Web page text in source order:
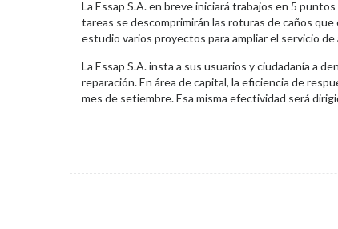
La Essap S.A. en breve iniciará trabajos en 5
tareas se descomprimirán las roturas de caños
estudio varios proyectos para ampliar el servicio
La Essap S.A. insta a sus usuarios y ciudadanía a
reparación. En área de capital, la eficiencia de
mes de setiembre. Esa misma efectividad será